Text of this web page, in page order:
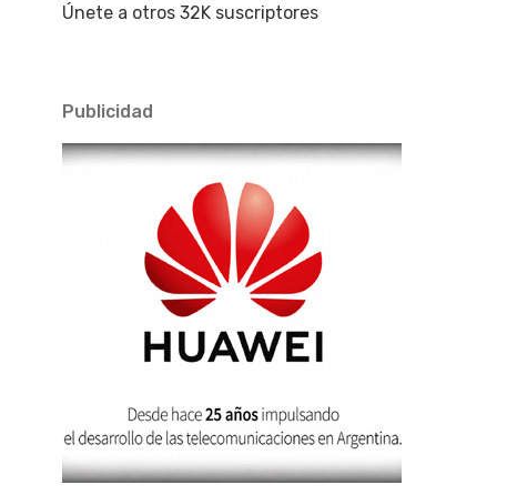
Únete a otros 32K suscriptores
Publicidad